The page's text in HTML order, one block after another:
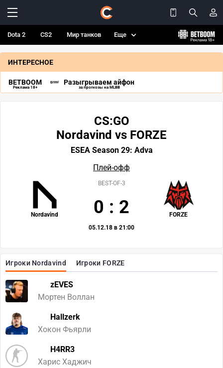
Dota 2 CS2 Мир танков Еще
ИНТЕРЕСНОЕ
BETBOOM
Реклама 18+
Разыгрываем айфон
за прогнозы на MLBB
Игроки Nordavind Игроки FORZE
zEVES
Мортен Воллан
Hallzerk
Хокон Фьярли
H4RR3
Харис Хаджич
CS:GO
Nordavind vs FORZE
ESEA Season 29: Adva
Плей-офф
Nordavind FORZE
BEST-OF-3
0 : 2
05.12.18 в 21:00